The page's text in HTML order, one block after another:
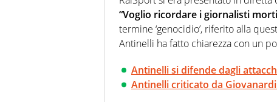
100% originali ed esclusivi.
“Voglio ricordare i giornalisti
termine ‘genocidio’, riferito alla
Antinelli ha fatto chiarezza con un
Antinelli si difende dagli
Antinelli criticato da